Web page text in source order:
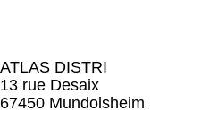
ATLAS DISTRI
13 rue Desaix
67450 Mundolsheim